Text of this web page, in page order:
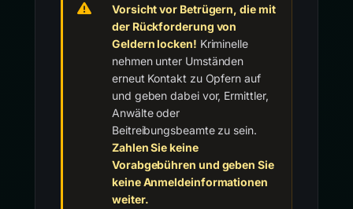
Vorsicht vor Betrügern, die mit
der Rückforderung von
Geldern locken! Kriminelle
nehmen unter Umständen
erneut Kontakt zu Opfern auf
und geben dabei vor, Ermittler,
Anwälte oder
Beitreibungsbeamte zu sein.
Zahlen Sie keine
Vorabgebühren und geben Sie
keine Anmeldeinformationen
weiter.